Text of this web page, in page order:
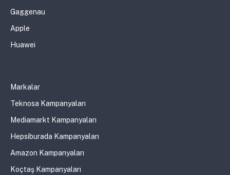
Gaggenau
Apple
Huawei
Markalar
Teknosa Kampanyaları
Mediamarkt Kampanyaları
Hepsiburada Kampanyaları
Amazon Kampanyaları
Koçtaş Kampanyaları